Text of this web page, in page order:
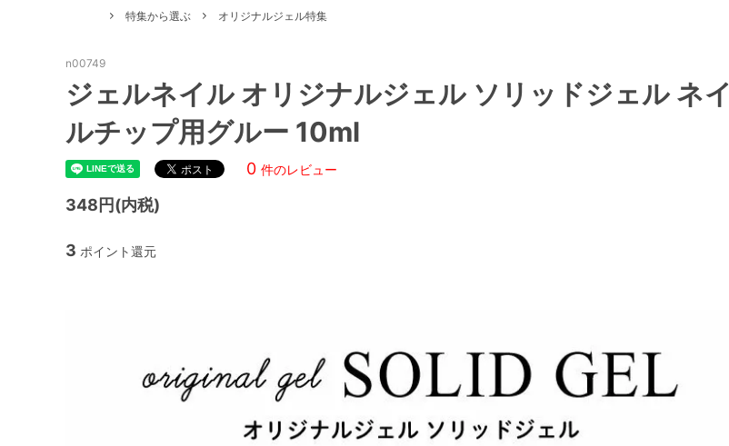
特集から選ぶ
オリジナルジェル特集
n00749
ジェルネイル オリジナルジェル ソリッドジェル ネイ
ルチップ用グルー 10ml
0 件のレビュー
348円(内税)
3 ポイント還元